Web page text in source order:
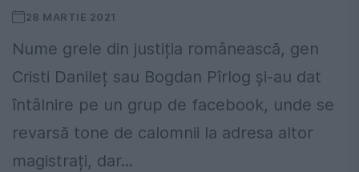
28 MARTIE 2021
Nume grele din justiția românească, gen
Cristi Danileț sau Bogdan Pîrlog și-au dat
întâlnire pe un grup de facebook, unde se
revarsă tone de calomnii la adresa altor
magistrați, dar...